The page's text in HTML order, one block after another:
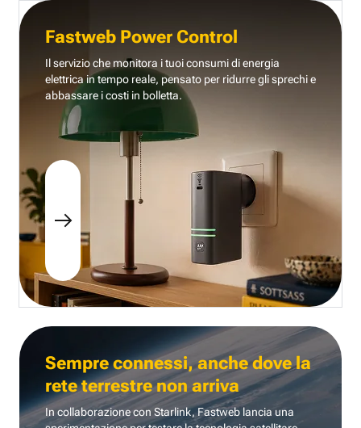
Fastweb Power Control
Il servizio che monitora i tuoi consumi di energia
elettrica in tempo reale, pensato per ridurre gli sprechi e
abbassare i costi in bolletta.
Sempre connessi, anche dove la
rete terrestre non arriva
In collaborazione con Starlink, Fastweb lancia una